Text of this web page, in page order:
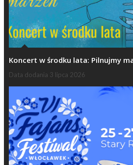
Koncert w środku lata: Pilnujmy
Data dodania 3 lipca 2026